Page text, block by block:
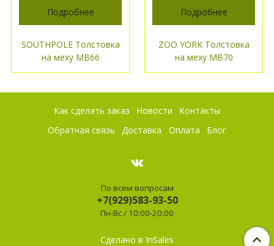
Подробнее
SOUTHPOLE Толстовка
на меху МВ66
Подробнее
ZOO YORK Толстовка
на меху МВ70
Как сделать заказ Новости
Контакты
Обратная связь
Доставка Оплата Блог
По всем вопросам
+7(929)583-93-50
Пн-Вс / 10:00-20:00
Сделано в InSales